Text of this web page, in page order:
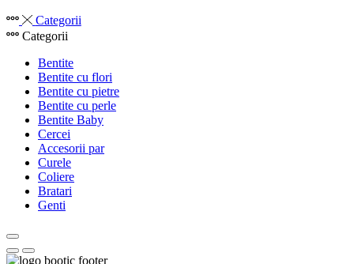
Categorii
Categorii
Bentite
Bentite cu flori
Bentite cu pietre
Bentite cu perle
Bentite Baby
Cercei
Accesorii par
Curele
Coliere
Bratari
Genti